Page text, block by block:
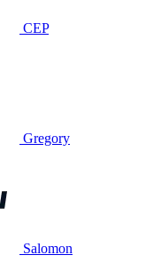
CEP
Gregory
Salomon